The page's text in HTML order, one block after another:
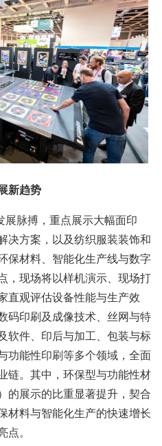
新趋势
脉搏，重点展示大幅面印
决方案，以及纺织服装装饰和
保材料、智能化生产线与数字
，现场将以样机演示、现场打
直观评估设备性能与生产效
码印刷及成像技术、丝网与特
软件、印后与加工、包装与标
功能性印刷等多个领域，全面
链。其中，环保型与功能性材
的展示的比重显著提升，契合
材料与智能化生产的快速增长
。